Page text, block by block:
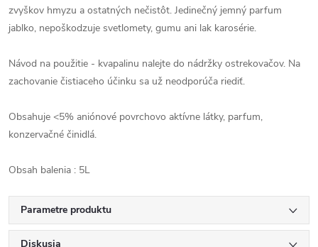
zvyškov hmyzu a ostatných nečistôt. Jedinečný jemný parfum
jablko, nepoškodzuje svetlomety, gumu ani lak karosérie.
Návod na použitie - kvapalinu nalejte do nádržky ostrekovačov. Na
zachovanie čistiaceho účinku sa už neodporúča riediť.
Obsahuje <5% aniónové povrchovo aktívne látky, parfum,
konzervačné činidlá.
Obsah balenia : 5L
Parametre produktu
Diskusia